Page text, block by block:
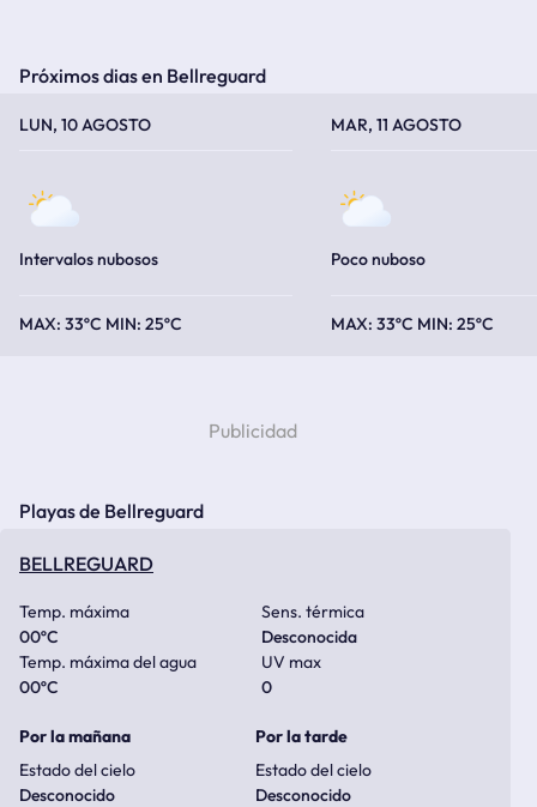
Próximos dias en Bellreguard
LUN, 10 AGOSTO
Intervalos nubosos
33ºC 25ºC
MAR, 11 AGOSTO
Poco nuboso
33ºC 25ºC
Playas de Bellreguard
BELLREGUARD
Temp. máxima
00ºC
Sens. térmica
Desconocida
Temp. máxima del agua
00ºC
UV max
0
Por la mañana
Estado del cielo
Desconocido
Por la tarde
Estado del cielo
Desconocido